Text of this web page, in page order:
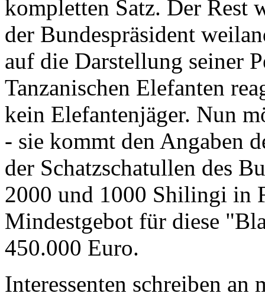
kompletten Satz. Der Rest
der Bundespräsident
auf die Darstellung seiner
Tanzanischen Elefanten
kein Elefantenjäger. Nun
- sie kommt den Angaben
der Schatzschatullen des
2000 und 1000 Shilingi in
Mindestgebot für diese
450.000 Euro.
Interessenten schreiben